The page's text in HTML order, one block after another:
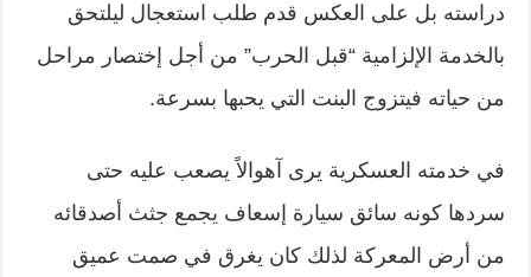
دراسته بل على العكس قدم طلب استعجال ليلتحق
بالخدمة الإلزامية “قبل الحرب” من أجل إختصار مراحل
من حياته فيتزوج البنت التي يحبها بسرعة.
في خدمته العسكرية يرى آهوالاً يصعب عليه حتى
سردها كونه سائق سيارة إسعاف يجمع جثث أصدقائه
من أرض المعركة لذلك كان يغرق في صمت عميق